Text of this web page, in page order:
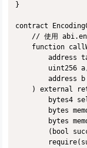
}
contract
// 使用
function
address
uint256
        address b
) external
bytes4
bytes
bytes
(bool